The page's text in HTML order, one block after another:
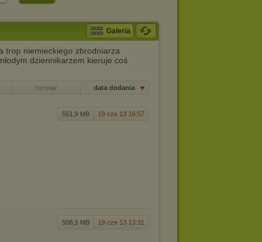
Galeria
trop niemieckiego zbrodniarza
dziennikarzem kieruje coś
rozmiar data dodania
551,9 MB 19 cze 13 16:57
508,5 MB 19 cze 13 13:31